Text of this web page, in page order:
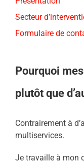
Secteur
Formulaire de
Pourquoi
plutôt que
Contrairement à
multiservices.
Je travaille à mon